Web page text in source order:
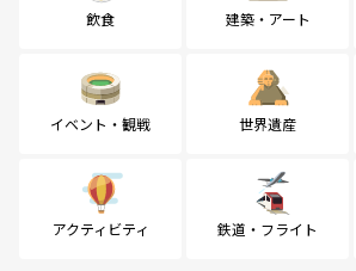
飲食 建築・アート
イベント・観戦 世界遺産
アクティビティ 鉄道・フライト